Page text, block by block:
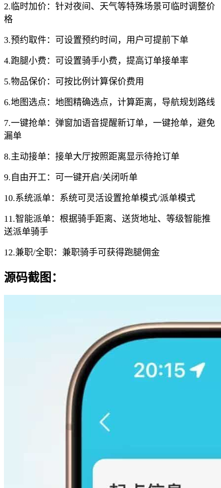
2.临时加价：针对夜间、天气等特殊场景可临时调整价
格
3.预约取件：可设置预约时间，用户可提前下单
4.跑腿小费：可设置骑手小费，提高订单接单率
5.物品保价：可按比例计算保价费用
6.地图选点：地图精确选点，计算距离，导航规划路线
7.一键抢单：弹窗加语音提醒新订单，一键抢单，避免
漏单
8.主动接单：接单大厅按照距离显示待抢订单
9.自由开工：可一键开启/关闭听单
10.系统派单：系统可灵活设置抢单模式/派单模式
11.智能派单：根据骑手距离、送货地址、等级智能推
送派单骑手
12.兼职/全职：兼职骑手可获得跑腿佣金
源码截图：